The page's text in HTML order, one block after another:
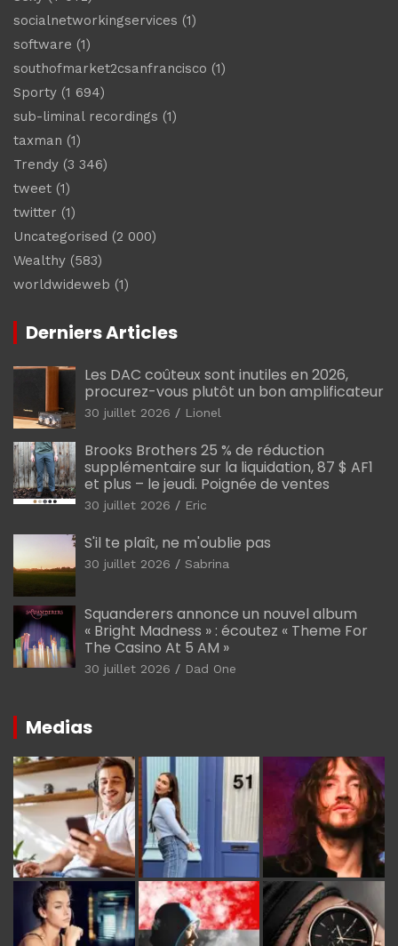
socialnetworkingservices (1)
software (1)
southofmarket2csanfrancisco (1)
Sporty (1 694)
sub-liminal recordings (1)
taxman (1)
Trendy (3 346)
tweet (1)
twitter (1)
Uncategorised (2 000)
Wealthy (583)
worldwideweb (1)
Derniers Articles
Les DAC coûteux sont inutiles en 2026,
procurez-vous plutôt un bon amplificateur
30 juillet 2026 Lionel
Brooks Brothers 25 % de réduction
supplémentaire sur la liquidation, 87 $ AF1
et plus – le jeudi. Poignée de ventes
30 juillet 2026 Eric
S'il te plaît, ne m'oublie pas
30 juillet 2026 Sabrina
Squanderers annonce un nouvel album
« Bright Madness » : écoutez « Theme For
The Casino At 5 AM »
30 juillet 2026 Dad One
Medias